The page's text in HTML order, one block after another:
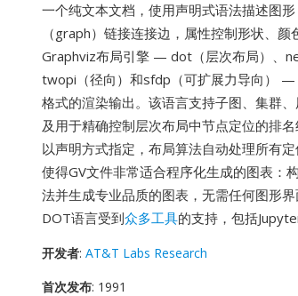
一个纯文本文档，使用声明式语法描述图
（graph）链接连接边，属性控制形状、
Graphviz布局引擎 — dot（层次布局）、
twopi（径向）和sfdp（可扩展力导向） —
格式的渲染输出。该语言支持子图、集群
及用于精确控制层次布局中节点定位的排
以声明方式指定，布局算法自动处理所有
使得GV文件非常适合程序化生成的图表：
法并生成专业品质的图表，无需任何图形
DOT语言受到众多工具的支持，包括
开发者: AT&T Labs Research
首次发布: 1991